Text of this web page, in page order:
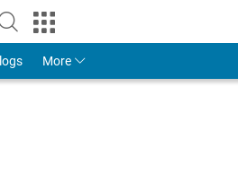
Account
More